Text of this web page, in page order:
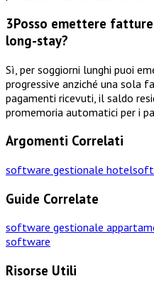
3Posso emettere
long-stay?
Sì, per soggiorni lunghi puoi
progressive anziché una sola
pagamenti ricevuti, il saldo
promemoria automatici per i
Argomenti Correlati
software gestionale hotel
Guide Correlate
software gestionale
software
Risorse Utili